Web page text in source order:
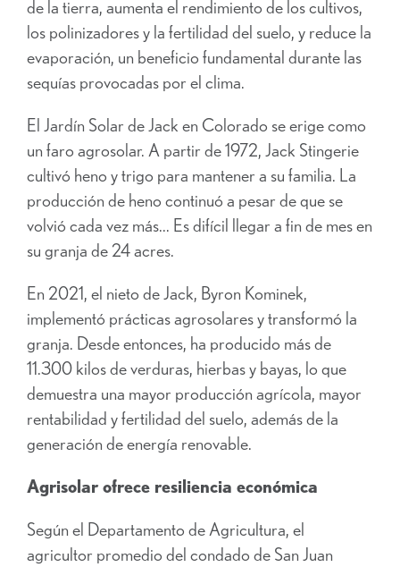
de la tierra, aumenta el rendimiento de los cultivos,
los polinizadores y la fertilidad del suelo, y reduce la
evaporación, un beneficio fundamental durante las
sequías provocadas por el clima.
El Jardín Solar de Jack en Colorado se erige como
un faro agrosolar. A partir de 1972, Jack Stingerie
cultivó heno y trigo para mantener a su familia. La
producción de heno continuó a pesar de que se
volvió cada vez más... Es difícil llegar a fin de mes en
su granja de 24 acres.
En 2021, el nieto de Jack, Byron Kominek,
implementó prácticas agrosolares y transformó la
granja. Desde entonces, ha producido más de
11.300 kilos de verduras, hierbas y bayas, lo que
demuestra una mayor producción agrícola, mayor
rentabilidad y fertilidad del suelo, además de la
generación de energía renovable.
Agrisolar ofrece resiliencia económica
Según el Departamento de Agricultura, el
agricultor promedio del condado de San Juan